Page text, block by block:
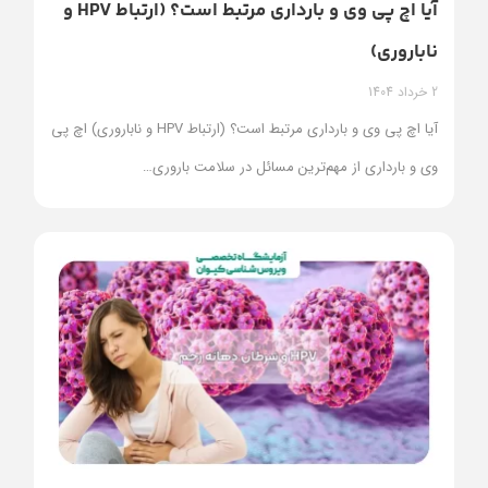
آیا اچ پی وی و بارداری مرتبط است؟ (ارتباط HPV و
ناباروری)
2 خرداد 1404
آیا اچ پی وی و بارداری مرتبط است؟ (ارتباط HPV و ناباروری) اچ‌ پی
‌وی و بارداری از مهم‌ترین مسائل در سلامت باروری…